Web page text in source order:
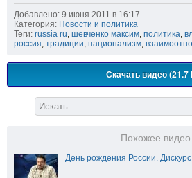
Добавлено: 9 июня 2011 в 16:17
Категория: Новости и политика
Теги: russia ru, шевченко максим, политика,
россия, традиции, национализм,
Скачать видео (21.7
Похожее видео
День рождения России.